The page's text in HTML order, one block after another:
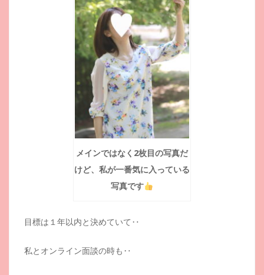
メインではなく2枚目の写真だ
けど、私が一番気に入っている
写真です
目標は１年以内と決めていて‥
私とオンライン面談の時も‥